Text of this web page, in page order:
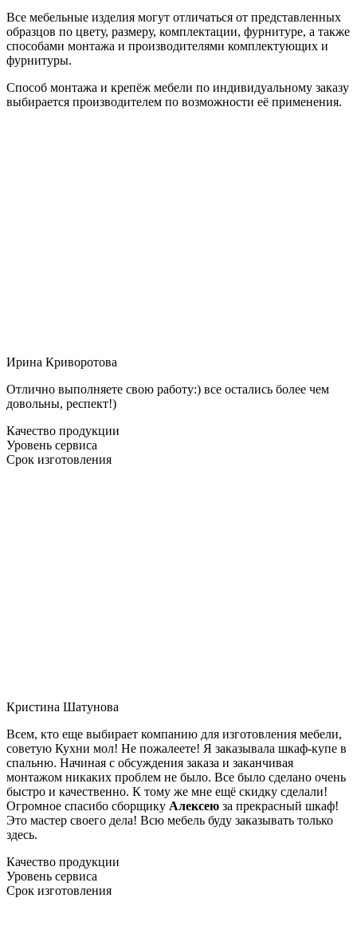
Все мебельные изделия могут отличаться от представленных
образцов по цвету, размеру, комплектации, фурнитуре, а также
способами монтажа и производителями комплектующих и
фурнитуры.
Способ монтажа и крепёж мебели по индивидуальному заказу
выбирается производителем по возможности её применения.
Ирина Криворотова
Отлично выполняете свою работу:) все остались более чем
довольны, респект!)
Качество продукции
Уровень сервиса
Срок изготовления
Кристина Шатунова
Всем, кто еще выбирает компанию для изготовления мебели,
советую Кухни мол! Не пожалеете! Я заказывала шкаф-купе в
спальню. Начиная с обсуждения заказа и заканчивая
монтажом никаких проблем не было. Все было сделано очень
быстро и качественно. К тому же мне ещё скидку сделали!
Огромное спасибо сборщику Алексею за прекрасный шкаф!
Это мастер своего дела! Всю мебель буду заказывать только
здесь.
Качество продукции
Уровень сервиса
Срок изготовления